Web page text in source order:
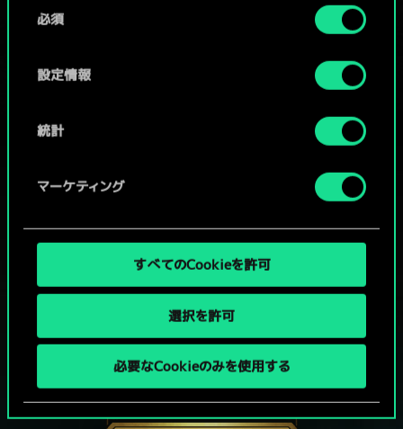
詳細は、下記の「設定」メニューでご確認ください。
必須
設定情報
統計
マーケティング
すべてのCookieを許可
選択を許可
必要なCookieのみを使用する
グウェントでひと勝負といかない
か？